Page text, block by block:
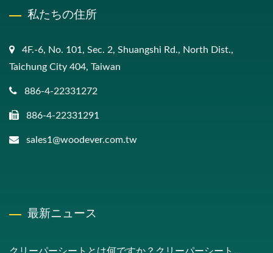
私たちの住所
4F.-6, No. 101, Sec. 2, Shuangshi Rd., North Dist.,
Taichung City 404, Taiwan
886-4-22331272
886-4-22331291
sales1@woodever.com.tw
最新ニュース